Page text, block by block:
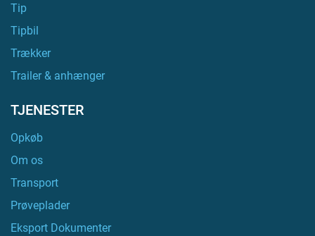
Tip
Tipbil
Trækker
Trailer & anhænger
TJENESTER
Opkøb
Om os
Transport
Prøveplader
Eksport Dokumenter